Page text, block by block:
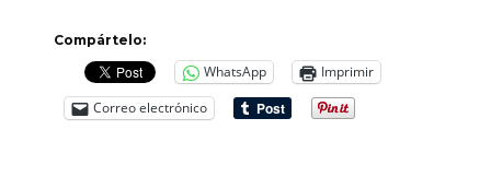
Compártelo:
WhatsApp
Imprimir
Correo electrónico